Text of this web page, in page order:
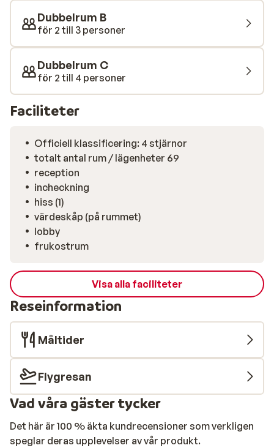
Dubbelrum B
för 2 till 3 personer
Dubbelrum C
för 2 till 4 personer
Faciliteter
Officiell klassificering: 4 stjärnor
totalt antal rum / lägenheter 69
reception
incheckning
hiss (1)
värdeskåp (på rummet)
lobby
frukostrum
Visa alla faciliteter
Reseinformation
Måltider
Flygresan
Vad våra gäster tycker
Det här är 100 % äkta kundrecensioner som verkligen
speglar deras upplevelser av vår produkt.